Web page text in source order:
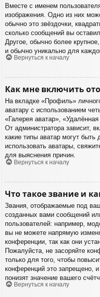
Вместе с именем
изображения. Одно из них
обычно это звёздочки,
сколько сообщений вы
Другое, обычно более
и обычно уникально для
Вернуться к началу
Как мне включить
На вкладке «Профиль»
аватару с использованием
«Галерея аватар»,
От администратора зависит,
какие типы аватар могут
использовать аватары,
для выяснения причин.
Вернуться к началу
Что такое звание и
Звания, отображаемые под
созданных вами сообщений
пользователей: например,
вы не можете напрямую
конференции, так как они
Пожалуйста, не засоряйте
только для того, чтобы
конференций это запрещено,
понизят значение вашего
Вернуться к началу